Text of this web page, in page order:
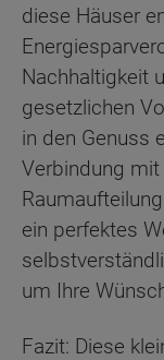
diese Häuser
Nachhaltigkeit
gesetzlichen
in den Genuss
Verbindung
ein perfektes
um Ihre
Fazit: Diese